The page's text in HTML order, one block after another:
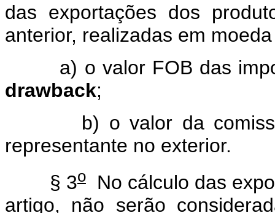
das exportações dos
anterior, realizadas em
a) o valor FOB das
drawback;
b) o valor da
representante no exterior.
§ 3oNo cálculo das
artigo, não serão